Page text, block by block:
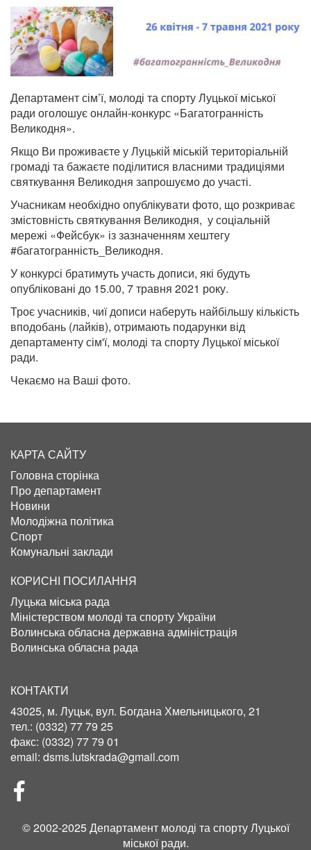
Департамент сім’ї, молоді та спорту Луцької міської
ради оголошує онлайн-конкурс «Багатогранність
Великодня».
Якщо Ви проживаєте у Луцькій міській територіальній
громаді та бажаєте поділитися власними традиціями
святкування Великодня запрошуємо до участі.
Учасникам необхідно опублікувати фото, що розкриває
змістовність святкування Великодня, у соціальній
мережі «Фейсбук» із зазначенням хештегу
#багатогранність_Великодня.
У конкурсі братимуть участь дописи, які будуть
опубліковані до 15.00, 7 травня 2021 року.
Троє учасників, чиї дописи наберуть найбільшу кількість
вподобань (лайків), отримають подарунки від
департаменту сім'ї, молоді та спорту Луцької міської
ради.
Чекаємо на Ваші фото.
КАРТА САЙТУ
Головна сторінка
Про департамент
Новини
Молодіжна політика
Спорт
Комунальні заклади
КОРИСНІ ПОСИЛАННЯ
Луцька міська рада
Міністерством молоді та спорту України
Волинська обласна державна адміністрація
Волинська обласна рада
КОНТАКТИ
43025, м. Луцьк, вул. Богдана Хмельницького, 21
тел.: (0332) 77 79 25
факс: (0332) 77 79 01
email: dsms.lutskrada@gmail.com
СОЦІЛЬНІ
МЕРЕЖІ
© 2002-2025 Департамент молоді та спорту Луцької
міської ради.